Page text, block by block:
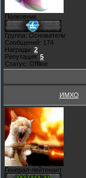
Полковник
Группа: Основатели
Сообщений: 174
Награды: 2
Репутация: 5
Статус: Offline
ИМХО
Генерал-лейтенант